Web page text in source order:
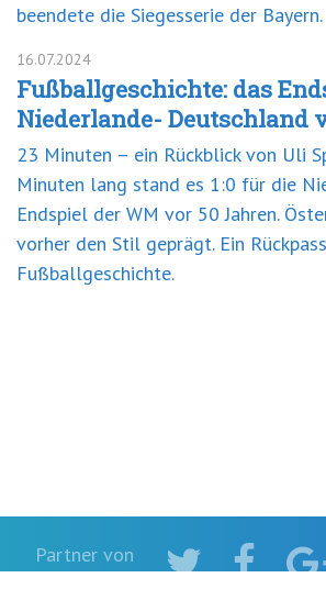
beendete die Siegesserie der Bayern.
16.07.2024
Fußballgeschichte: das
Niederlande- Deutschland
23 Minuten – ein Rückblick von Uli
Minuten lang stand es 1:0 für die
Endspiel der WM vor 50 Jahren.
vorher den Stil geprägt. Ein
Fußballgeschichte.
Partner von